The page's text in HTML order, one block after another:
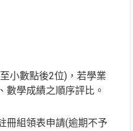
小數點後2位)，若學業
數學成績之順序評比。
冊組領表申請(逾期不予